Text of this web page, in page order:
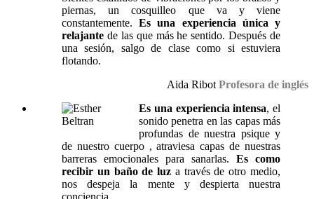
piernas, un cosquilleo que va y viene
constantemente.Es una experiencia única y
relajante de las que más he sentido. Después de
una sesión, salgo de clase como si estuviera
flotando.
Aida Ribot Profesora de inglés
Es una experiencia intensa, el
sonido penetra en las capas más
profundas de nuestra psique y
de nuestro cuerpo , atraviesa capas de nuestras
barreras emocionales para sanarlas. Es como
recibir un baño de luz a través de otro medio,
nos despeja la mente y despierta nuestra
conciencia.